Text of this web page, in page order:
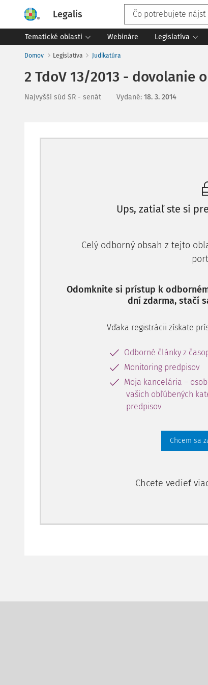
Legalis
Tematické oblasti Webináre Legislatíva
Domov Legislatíva Judikatúra
2 TdoV 13/2013 - dovolanie
Najvyšší súd SR - senát Vydané: 18. 3. 2014
Ups, zatiaľ ste si
Celý odborný obsah z tejto
Odomknite si prístup k
dní zdarma, stačí
Vďaka registrácii získate
Odborné články z
Monitoring predpisov
Moja kancelária –
vašich obľúbených
predpisov
Chcem sa
Chcete vedieť